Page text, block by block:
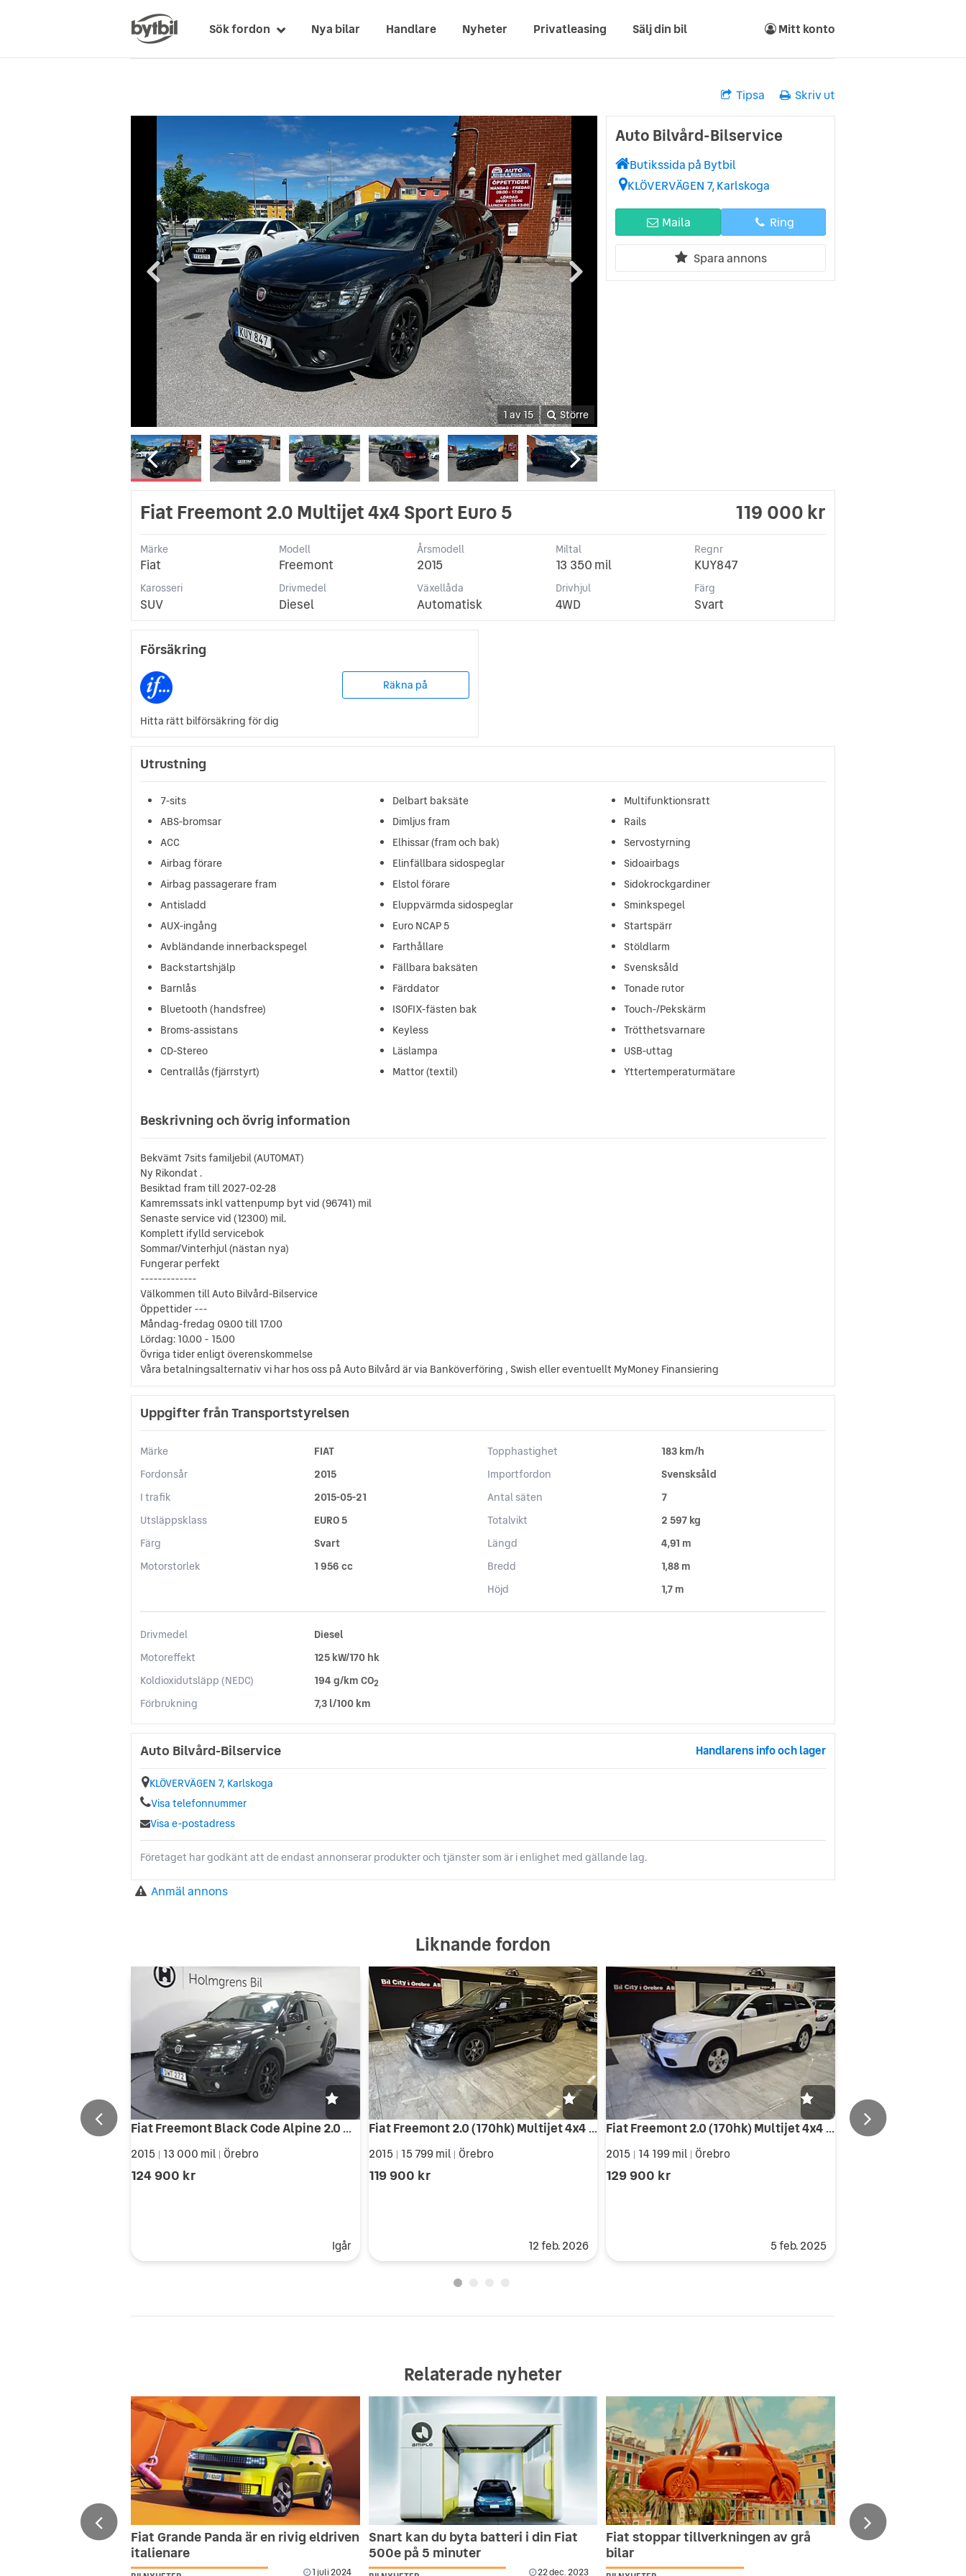
Sök fordon Nya bilar Handlare Nyheter Privatleasing Sälj din bil Mitt konto
Tipsa Skriv ut
1 av 15 Större
Auto Bilvård-Bilservice
Butikssida på Bytbil
KLÖVERVÄGEN 7, Karlskoga
Maila Ring
Spara annons
Fiat Freemont 2.0 Multijet 4x4 Sport Euro 5 119 000 kr
Märke
Fiat
Modell
Freemont
Årsmodell
2015
Miltal
13 350 mil
Regnr
KUY847
Karosseri
SUV
Drivmedel
Diesel
Växellåda
Automatisk
Drivhjul
4WD
Färg
Svart
Försäkring
Räkna på
Hitta rätt bilförsäkring för dig
Utrustning
7-sits
ABS-bromsar
ACC
Airbag förare
Airbag passagerare fram
Antisladd
AUX-ingång
Avbländande innerbackspegel
Backstartshjälp
Barnlås
Bluetooth (handsfree)
Broms-assistans
CD-Stereo
Centrallås (fjärrstyrt)
Delbart baksäte
Dimljus fram
Elhissar (fram och bak)
Elinfällbara sidospeglar
Elstol förare
Eluppvärmda sidospeglar
Euro NCAP 5
Farthållare
Fällbara baksäten
Färddator
ISOFIX-fästen bak
Keyless
Läslampa
Mattor (textil)
Multifunktionsratt
Rails
Servostyrning
Sidoairbags
Sidokrockgardiner
Sminkspegel
Startspärr
Stöldlarm
Svensksåld
Tonade rutor
Touch-/Pekskärm
Trötthetsvarnare
USB-uttag
Yttertemperaturmätare
Beskrivning och övrig information
Bekvämt 7sits familjebil (AUTOMAT)
Ny Rikondat .
Besiktad fram till 2027-02-28
Kamremssats inkl vattenpump byt vid (96741) mil
Senaste service vid (12300) mil.
Komplett ifylld servicebok
Sommar/Vinterhjul (nästan nya)
Fungerar perfekt
-------------
Välkommen till Auto Bilvård-Bilservice
Öppettider ---
Måndag-fredag 09.00 till 17.00
Lördag: 10.00 - 15.00
Övriga tider enligt överenskommelse
Våra betalningsalternativ vi har hos oss på Auto Bilvård är via Banköverföring , Swish eller eventuellt MyMoney Finansiering
Uppgifter från Transportstyrelsen
Märke
FIAT
Fordonsår
2015
I trafik
2015-05-21
Utsläppsklass
EURO 5
Färg
Svart
Motorstorlek
1 956 cc
Topphastighet
183 km/h
Importfordon
Svensksåld
Antal säten
7
Totalvikt
2 597 kg
Längd
4,91 m
Bredd
1,88 m
Höjd
1,7 m
Drivmedel
Diesel
Motoreffekt
125 kW/170 hk
Koldioxidutsläpp (NEDC)
194 g/km CO2
Förbrukning 7,3 l/100 km
Auto Bilvård-Bilservice Handlarens info och lager
KLÖVERVÄGEN 7, Karlskoga
Visa telefonnummer
Visa e-postadress
Företaget har godkänt att de endast annonserar produkter och tjänster som är i enlighet med gällande lag.
Anmäl annons
Liknande fordon
Fiat Freemont Black Code Alpine 2.0 Multijet 4x4 170 Aut 7-Sits
2015 13 000 mil Örebro
124 900 kr
Igår
Fiat Freemont 2.0 (170hk) Multijet 4x4 Sport / 3-Ägare / 7-sits / GPS
2015 | 15 799 mil | Örebro
119 900 kr
12 feb. 2026
Fiat Freemont 2.0 (170hk) Multijet 4x4 Sport 7-Sits / B-Kamera / GPS / M-Värme
2015 14 199 mil Örebro
129 900 kr
5 feb. 2025
Relaterade nyheter
Fiat Grande Panda är en rivig eldriven
italienare
1 juli 2024
Snart kan du byta batteri i din Fiat
500e på 5 minuter
22 dec. 2023
Fiat stoppar tillverkningen av grå
bilar